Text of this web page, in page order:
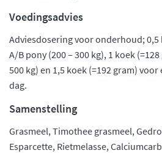
Voedingsadvies
Adviesdosering voor onderhoud; 0,5
A/B pony (200 – 300 kg), 1 koek
500 kg) en 1,5 koek (=192 gram)
dag.
Samenstelling
Grasmeel, Timothee grasmeel,
Esparcette, Rietmelasse,